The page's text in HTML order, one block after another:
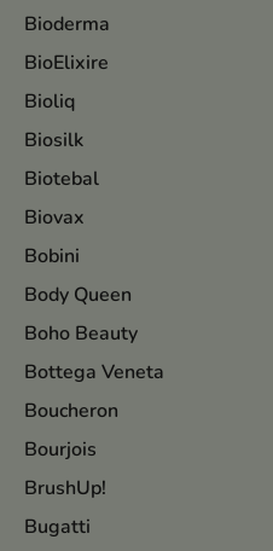
Bioderma
BioElixire
Bioliq
Biosilk
Biotebal
Biovax
Bobini
Body Queen
Boho Beauty
Bottega Veneta
Boucheron
Bourjois
BrushUp!
Bugatti